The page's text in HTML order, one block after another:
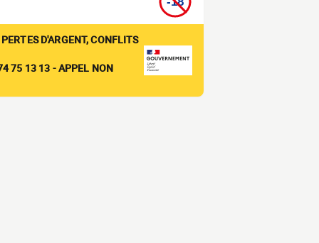
D'ARGENT, CONFLITS
75 13 13 - APPEL NON